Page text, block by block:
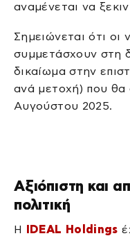
αναμένεται να
Σημειώνεται ότι οι
συμμετάσχουν στη
δικαίωμα στην
ανά μετοχή) που θα
Αυγούστου 2025.
Αξιόπιστη και
πολιτική
Η IDEAL Holdings